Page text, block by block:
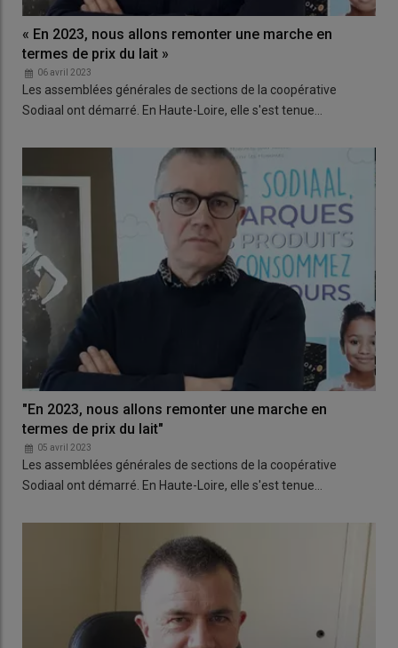
« En 2023, nous allons remonter une marche en
termes de prix du lait »
06 avril 2023
Les assemblées générales de sections de la coopérative
Sodiaal ont démarré. En Haute-Loire, elle s'est tenue…
"En 2023, nous allons remonter une marche en
termes de prix du lait"
05 avril 2023
Les assemblées générales de sections de la coopérative
Sodiaal ont démarré. En Haute-Loire, elle s'est tenue…